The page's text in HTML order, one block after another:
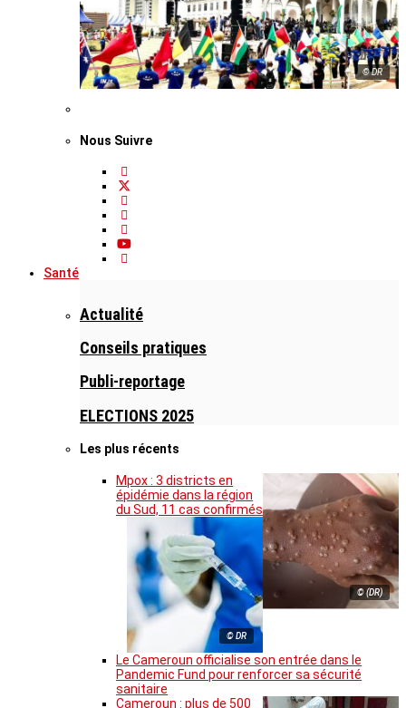
© DR
Nous Suivre
Santé
Actualité
Conseils pratiques
Publi-reportage
ELECTIONS 2025
Les plus récents
© (DR)
Mpox : 3 districts en
épidémie dans la région
du Sud, 11 cas confirmés
© DR
Le Cameroun officialise son entrée dans le
Pandemic Fund pour renforcer sa sécurité
sanitaire
Cameroun : plus de 500